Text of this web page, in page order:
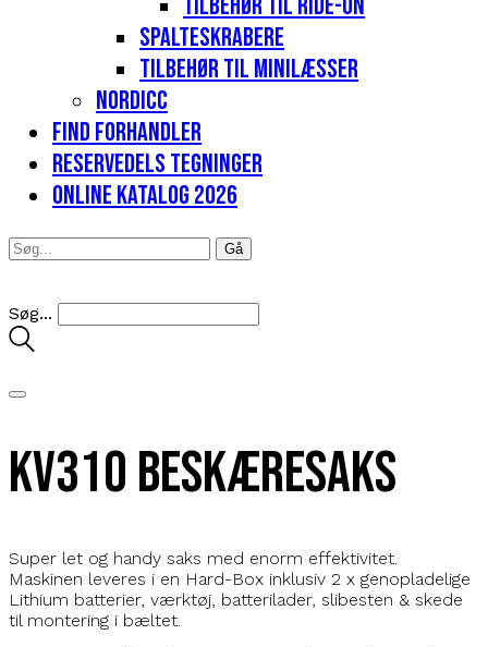
Spalteskrabere
Tilbehør til minilæsser
Nordicc
Find forhandler
Reservedels tegninger
Online katalog 2026
Søg...
KV310 Beskæresaks
Super let og handy saks med enorm effektivitet.
Maskinen leveres i en Hard-Box inklusiv 2 x genopladelige
Lithium batterier, værktøj, batterilader, slibesten & skede
til montering i bæltet.